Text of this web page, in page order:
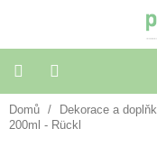
Balení
dárků
Domů / Dekorace a
200ml - Rückl